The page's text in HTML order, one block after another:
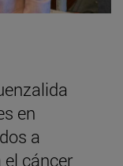
en
a
cáncer